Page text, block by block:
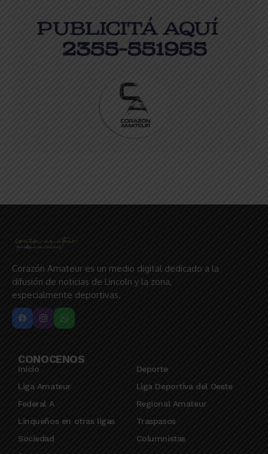
Corazón Amateur es un medio digital dedicado a la
difusión de noticias de Lincoln y la zona,
especialmente deportivas.
CONOCENOS
Inicio
Deporte
Liga Amateur
Liga Deportiva del Oeste
Federal A
Regional Amateur
Linqueños en otras ligas
Traspasos
Sociedad
Columnistas